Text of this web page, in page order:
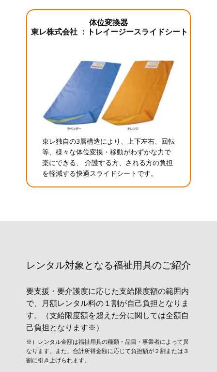
体位変換器
東レ株式会社 ：トレイージースライドシート
東レ独自の3層構造により、上下左右、回転
等、様々な体位変換・移動がわずかな力で
楽にできる、 介護する方、される方の負担
を軽減する快適スライドシートです。
レンタル対象と​なる福祉用具のご紹介
要支援・要介護度に応じた支給限度額の範囲内
で、月額レンタル料の１割が自己負担となりま
す。（支給限度額を超えた分に関しては全額自
己負担となります※）
※）レンタル金額は福祉用具の種類・品目・事業者によって異
なります。また、合計所得金額に応じて負担額が２割または３
割に引き上げられます。